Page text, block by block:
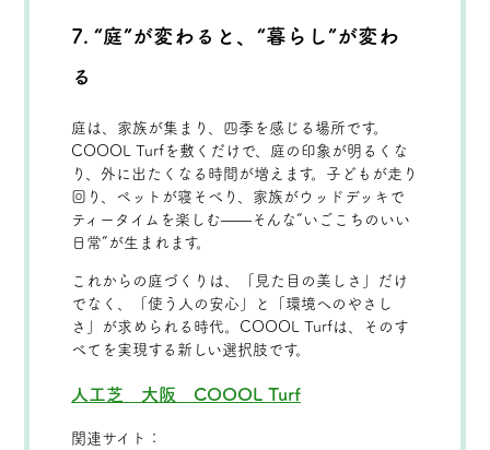
7. “庭”が変わると、“暮らし”が変わ
る
庭は、家族が集まり、四季を感じる場所です。
COOOL Turfを敷くだけで、庭の印象が明るくな
り、外に出たくなる時間が増えます。子どもが走り
回り、ペットが寝そべり、家族がウッドデッキで
ティータイムを楽しむ——そんな“いごこちのいい
日常”が生まれます。
これからの庭づくりは、「見た目の美しさ」だけ
でなく、「使う人の安心」と「環境へのやさし
さ」が求められる時代。COOOL Turfは、そのす
べてを実現する新しい選択肢です。
人工芝 大阪 COOOL Turf
関連サイト：